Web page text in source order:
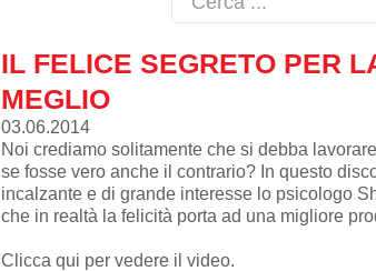
IL FELICE SEGRETO PER
MEGLIO
03.06.2014
Noi crediamo solitamente che si debba
se fosse vero anche il contrario? In questo
incalzante e di grande interesse lo psicologo
che in realtà la felicità porta ad una migliore
Clicca qui per vedere il video.